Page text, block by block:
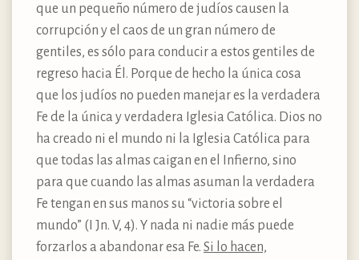
que un pequeño número de judíos causen la
corrupción y el caos de un gran número de
gentiles, es sólo para conducir a estos gentiles de
regreso hacia Él. Porque de hecho la única cosa
que los judíos no pueden manejar es la verdadera
Fe de la única y verdadera Iglesia Católica. Dios no
ha creado ni el mundo ni la Iglesia Católica para
que todas las almas caigan en el Infierno, sino
para que cuando las almas asuman la verdadera
Fe tengan en sus manos su “victoria sobre el
mundo” (I Jn. V, 4). Y nada ni nadie más puede
forzarlos a abandonar esa Fe. Si lo hacen,